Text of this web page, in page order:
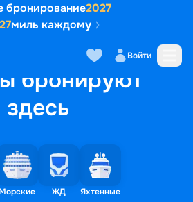
бронирование2027
миль каждому
Войти
бронируют
здесь
Морские ЖД Яхтенные